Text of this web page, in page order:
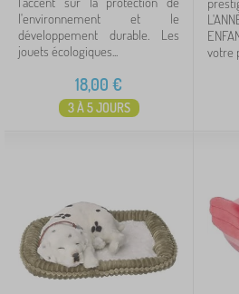
l'environnement et le
développement durable. Les
jouets écologiques...
18,00 €
3 À 5 JOURS
votre